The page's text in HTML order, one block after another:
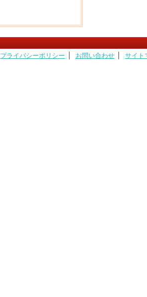
プライバシーポリシー お問い合わせ サイト